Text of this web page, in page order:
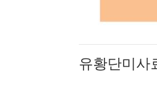
유황단미사